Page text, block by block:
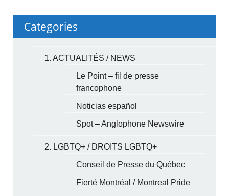
Categories
1. ACTUALITÉS / NEWS
Le Point – fil de presse
francophone
Noticias español
Spot – Anglophone Newswire
2. LGBTQ+ / DROITS LGBTQ+
Conseil de Presse du Québec
Fierté Montréal / Montreal Pride